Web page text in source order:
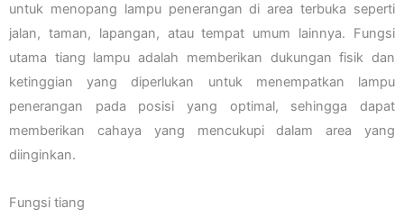
untuk menopang lampu penerangan di area terbuka seperti
jalan, taman, lapangan, atau tempat umum lainnya. Fungsi
utama tiang lampu adalah memberikan dukungan fisik dan
ketinggian yang diperlukan untuk menempatkan lampu
penerangan pada posisi yang optimal, sehingga dapat
memberikan cahaya yang mencukupi dalam area yang
diinginkan.
Fungsi tiang